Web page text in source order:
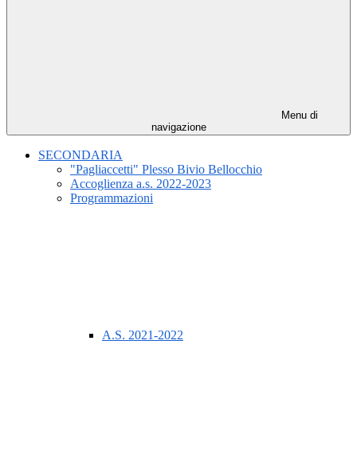
Menu di
navigazione
SECONDARIA
"Pagliaccetti" Plesso Bivio Bellocchio
Accoglienza a.s. 2022-2023
Programmazioni
A.S. 2021-2022